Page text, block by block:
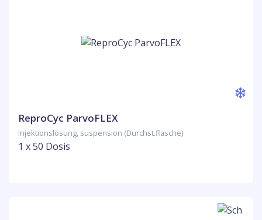
ReproCyc ParvoFLEX
Injektionslösung, suspension (Durchst.flasche)
1 x 50 Dosis